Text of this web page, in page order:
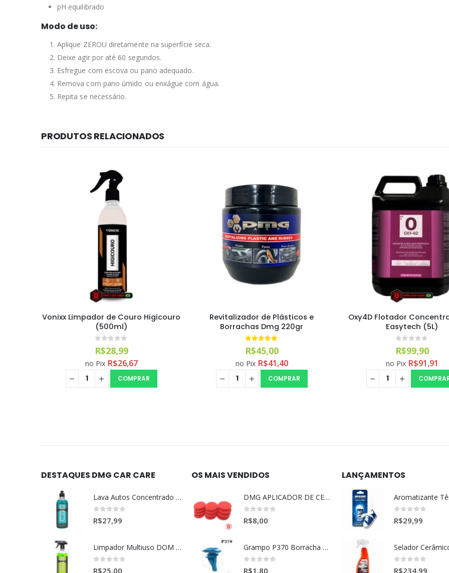
pH equilibrado
Modo de uso:
Aplique ZEROU diretamente na superfície seca.
Deixe agir por até 60 segundos.
Esfregue com escova ou pano adequado.
Remova com pano úmido ou enxágue com água.
Repita se necessário.
PRODUTOS RELACIONADOS
Vonixx Limpador de Couro Higicouro
(500ml)
out of 5
R$28,99
no Pix R$26,67
COMPRAR
Revitalizador de Plásticos e
Borrachas Dmg 220gr
5.00
R$45,00
no Pix R$41,40
COMPRAR
Oxy4D Flotador
Easytech (5L)
out of 5
R$99,90
no Pix R$91,91
DESTAQUES DMG CAR CARE
Lava Autos Concentrado NEV (nevada) 1:400 (500ml)
out of 5
R$27,99
Limpador Multiuso DOM (Dominos) Dmg Pronto P/Uso (500ml)
out of 5
R$25,00
OS MAIS VENDIDOS
DMG APLICADOR DE CERA ULTRA MACIO VERMELHO l
out of 5
R$8,00
Grampo P370 Borracha Porta (HONDA-TOYOTA)
out of 5
R$1,80
LANÇAMENTOS
out of 5
R$29,99
out of 5
R$234,99